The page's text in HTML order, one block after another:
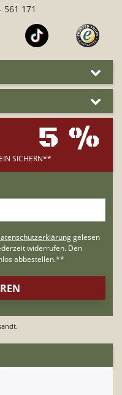
561 171
5 %
SICHERN**